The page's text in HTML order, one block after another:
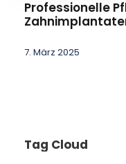
Professionelle
7. März 2025
Tag Cloud